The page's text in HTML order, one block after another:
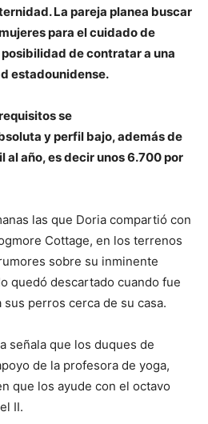
La pareja planea buscar
para el cuidado de
de contratar a una
estadounidense.
se
y perfil bajo, además de
al año, es decir unos 6.700 por
las que Doria compartió con
Cottage, en los terrenos
sobre su inminente
quedó descartado cuando fue
perros cerca de su casa.
señala que los duques de
de la profesora de yoga,
que los ayude con el octavo
II.